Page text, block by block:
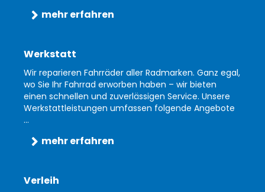
mehr erfahren
Werkstatt
Wir reparieren Fahrräder aller Radmarken. Ganz egal,
wo Sie Ihr Fahrrad erworben haben – wir bieten
einen schnellen und zuverlässigen Service. Unsere
Werkstattleistungen umfassen folgende Angebote
...
mehr erfahren
Verleih